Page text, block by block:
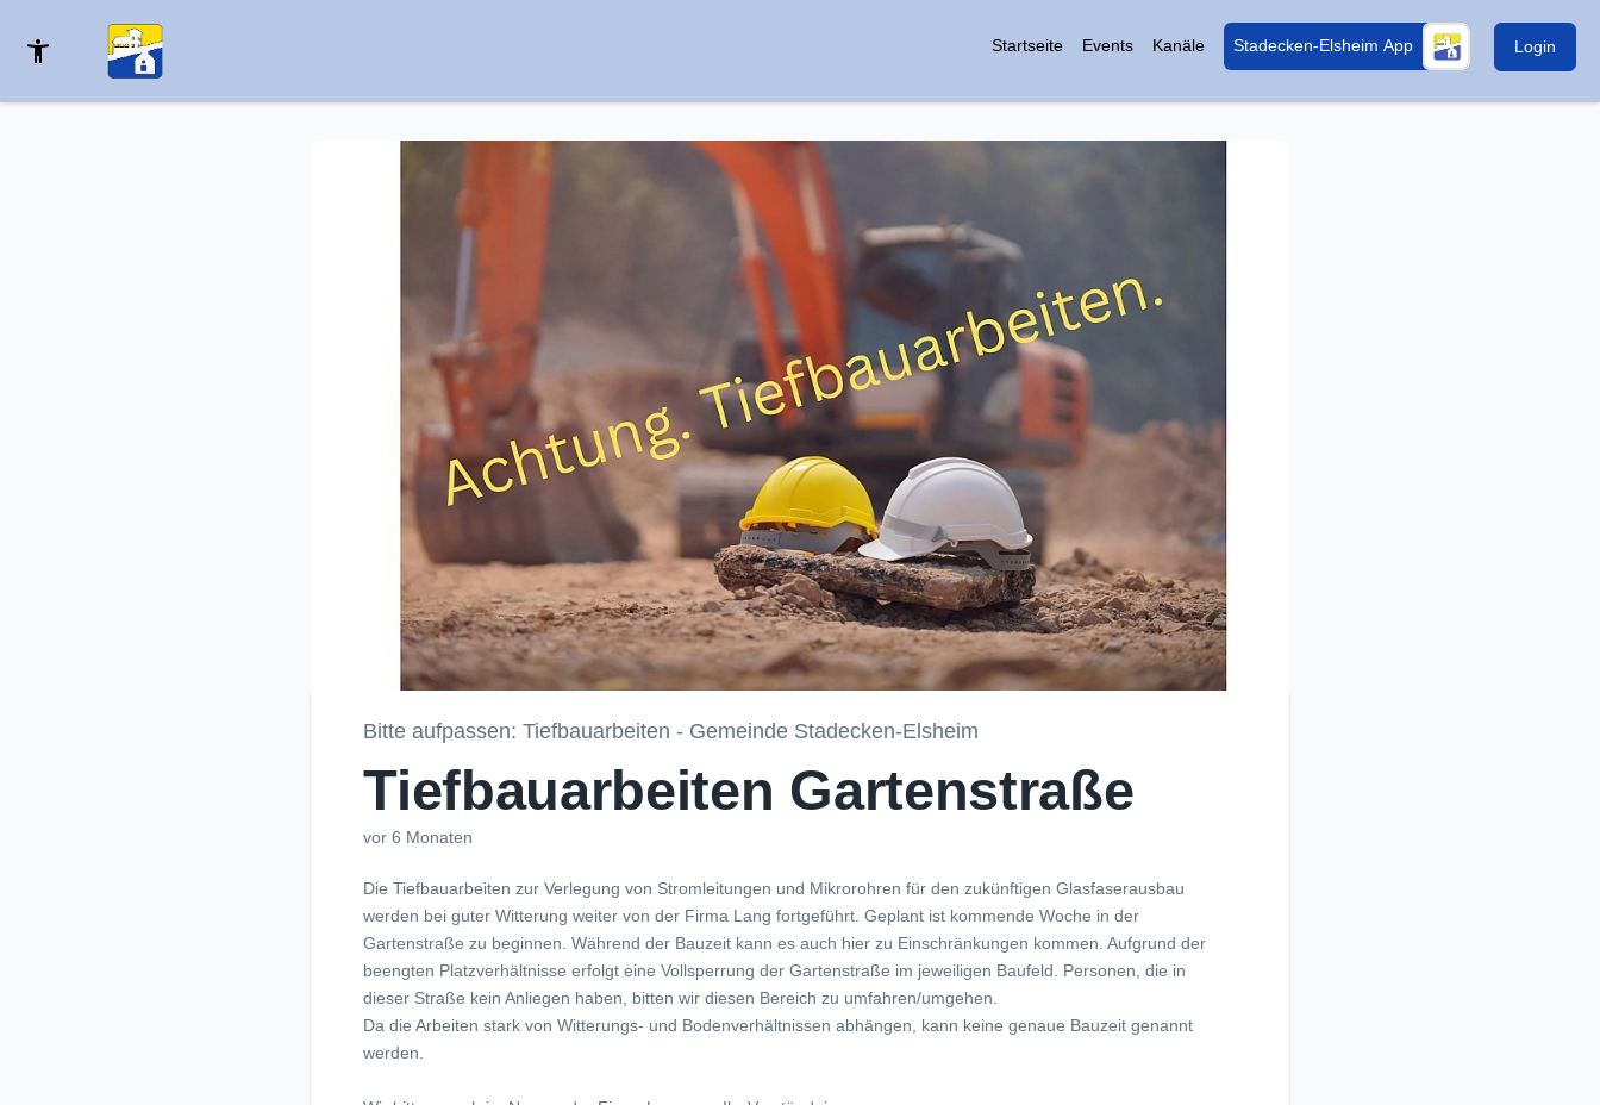
Startseite Events Kanäle Stadecken-Elsheim App Login
Bitte aufpassen: Tiefbauarbeiten - Gemeinde Stadecken-Elsheim
Tiefbauarbeiten Gartenstraße
vor 6 Monaten
Die Tiefbauarbeiten zur Verlegung von Stromleitungen und Mikrorohren für den zukünftigen Glasfaserausbau
werden bei guter Witterung weiter von der Firma Lang fortgeführt. Geplant ist kommende Woche in der
Gartenstraße zu beginnen. Während der Bauzeit kann es auch hier zu Einschränkungen kommen. Aufgrund der
beengten Platzverhältnisse erfolgt eine Vollsperrung der Gartenstraße im jeweiligen Baufeld. Personen, die in
dieser Straße kein Anliegen haben, bitten wir diesen Bereich zu umfahren/umgehen.
Da die Arbeiten stark von Witterungs- und Bodenverhältnissen abhängen, kann keine genaue Bauzeit genannt
werden.